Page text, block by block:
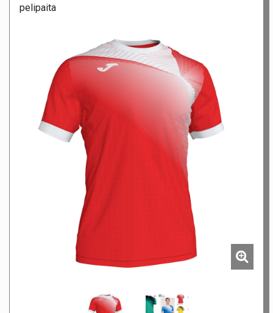
pelipaita